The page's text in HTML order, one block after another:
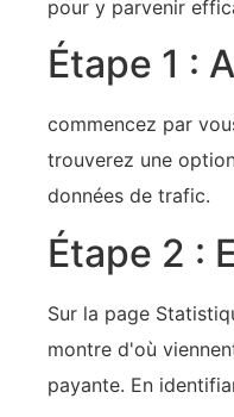
pour y parvenir
Étape 1 :
commencez par
trouverez une‍
données de trafic.
Étape 2 :
Sur la page
montre d'où
payante. En